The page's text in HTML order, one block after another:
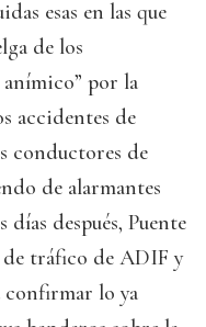
esas en las que
de los
anímico” por la
accidentes de
conductores de
de alarmantes
después, Puente
tráfico de ADIF y
confirmar lo ya